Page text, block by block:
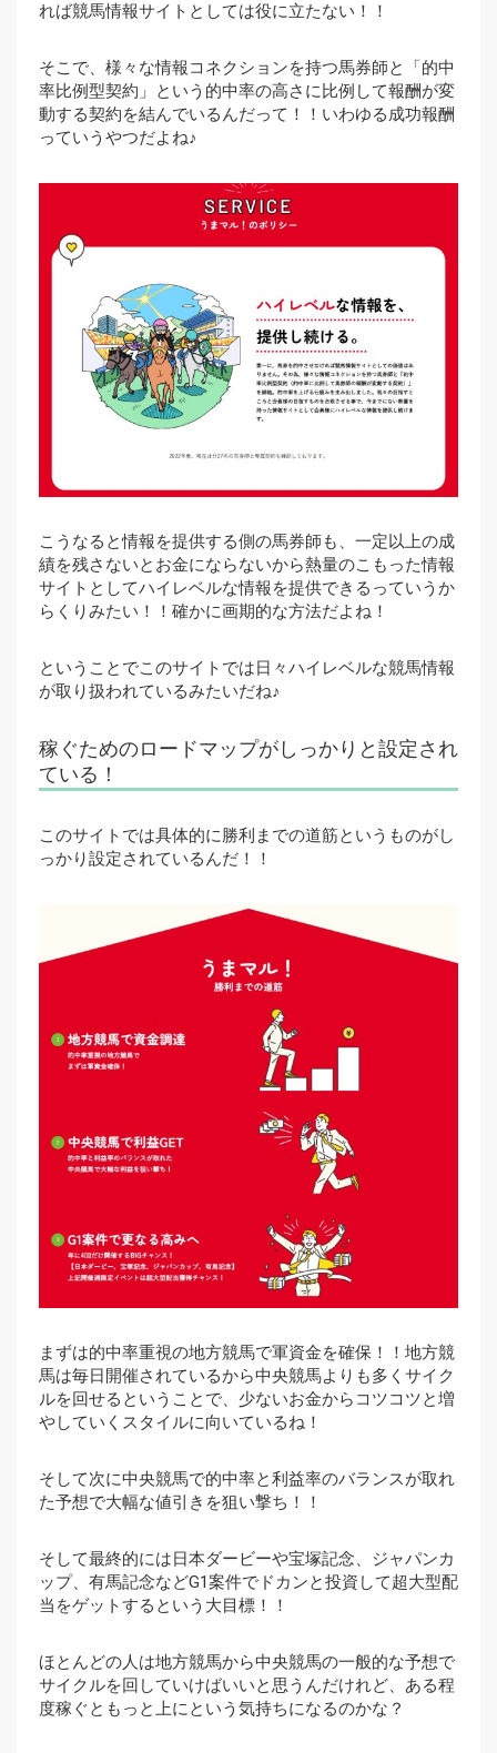
れば競馬情報サイトとしては役に立たない！！
そこで、様々な情報コネクションを持つ馬券師と「的中
率比例型契約」という的中率の高さに比例して報酬が変
動する契約を結んでいるんだって！！いわゆる成功報酬
っていうやつだよね♪
こうなると情報を提供する側の馬券師も、一定以上の成
績を残さないとお金にならないから熱量のこもった情報
サイトとしてハイレベルな情報を提供できるっていうか
らくりみたい！！確かに画期的な方法だよね！
ということでこのサイトでは日々ハイレベルな競馬情報
が取り扱われているみたいだね♪
稼ぐためのロードマップがしっかりと設定され
ている！
このサイトでは具体的に勝利までの道筋というものがし
っかり設定されているんだ！！
まずは的中率重視の地方競馬で軍資金を確保！！地方競
馬は毎日開催されているから中央競馬よりも多くサイク
ルを回せるということで、少ないお金からコツコツと増
やしていくスタイルに向いているね！
そして次に中央競馬で的中率と利益率のバランスが取れ
た予想で大幅な値引きを狙い撃ち！！
そして最終的には日本ダービーや宝塚記念、ジャパンカ
ップ、有馬記念などG1案件でドカンと投資して超大型配
当をゲットするという大目標！！
ほとんどの人は地方競馬から中央競馬の一般的な予想で
サイクルを回していけばいいと思うんだけれど、ある程
度稼ぐともっと上にという気持ちになるのかな？